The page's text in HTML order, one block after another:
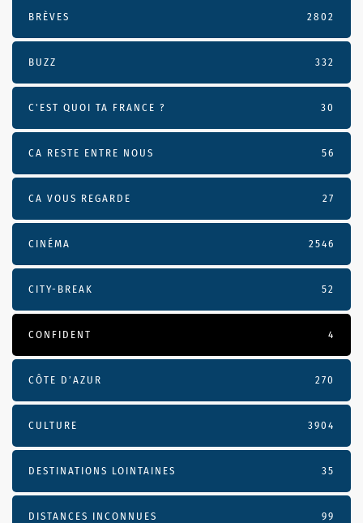
BRÈVES 2802
BUZZ 332
C'EST QUOI TA FRANCE ? 30
CA RESTE ENTRE NOUS 56
CA VOUS REGARDE 27
CINÉMA 2546
CITY-BREAK 52
CONFIDENT 4
CÔTE D’AZUR 270
CULTURE 3904
DESTINATIONS LOINTAINES 35
DISTANCES INCONNUES 99